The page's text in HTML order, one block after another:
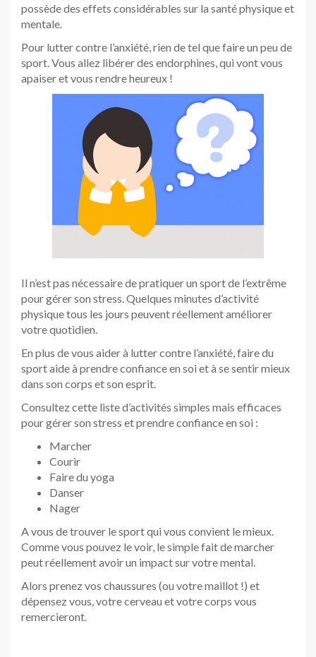
possède des effets considérables sur la santé physique et
mentale.
Pour lutter contre l’anxiété, rien de tel que faire un peu de
sport. Vous allez libérer des endorphines, qui vont vous
apaiser et vous rendre heureux !
Il n’est pas nécessaire de pratiquer un sport de l’extrême
pour gérer son stress. Quelques minutes d’activité
physique tous les jours peuvent réellement améliorer
votre quotidien.
En plus de vous aider à lutter contre l’anxiété, faire du
sport aide à prendre confiance en soi et à se sentir mieux
dans son corps et son esprit.
Consultez cette liste d’activités simples mais efficaces
pour gérer son stress et prendre confiance en soi :
Marcher
Courir
Faire du yoga
Danser
Nager
A vous de trouver le sport qui vous convient le mieux.
Comme vous pouvez le voir, le simple fait de marcher
peut réellement avoir un impact sur votre mental.
Alors prenez vos chaussures (ou votre maillot !) et
dépensez vous, votre cerveau et votre corps vous
remercieront.